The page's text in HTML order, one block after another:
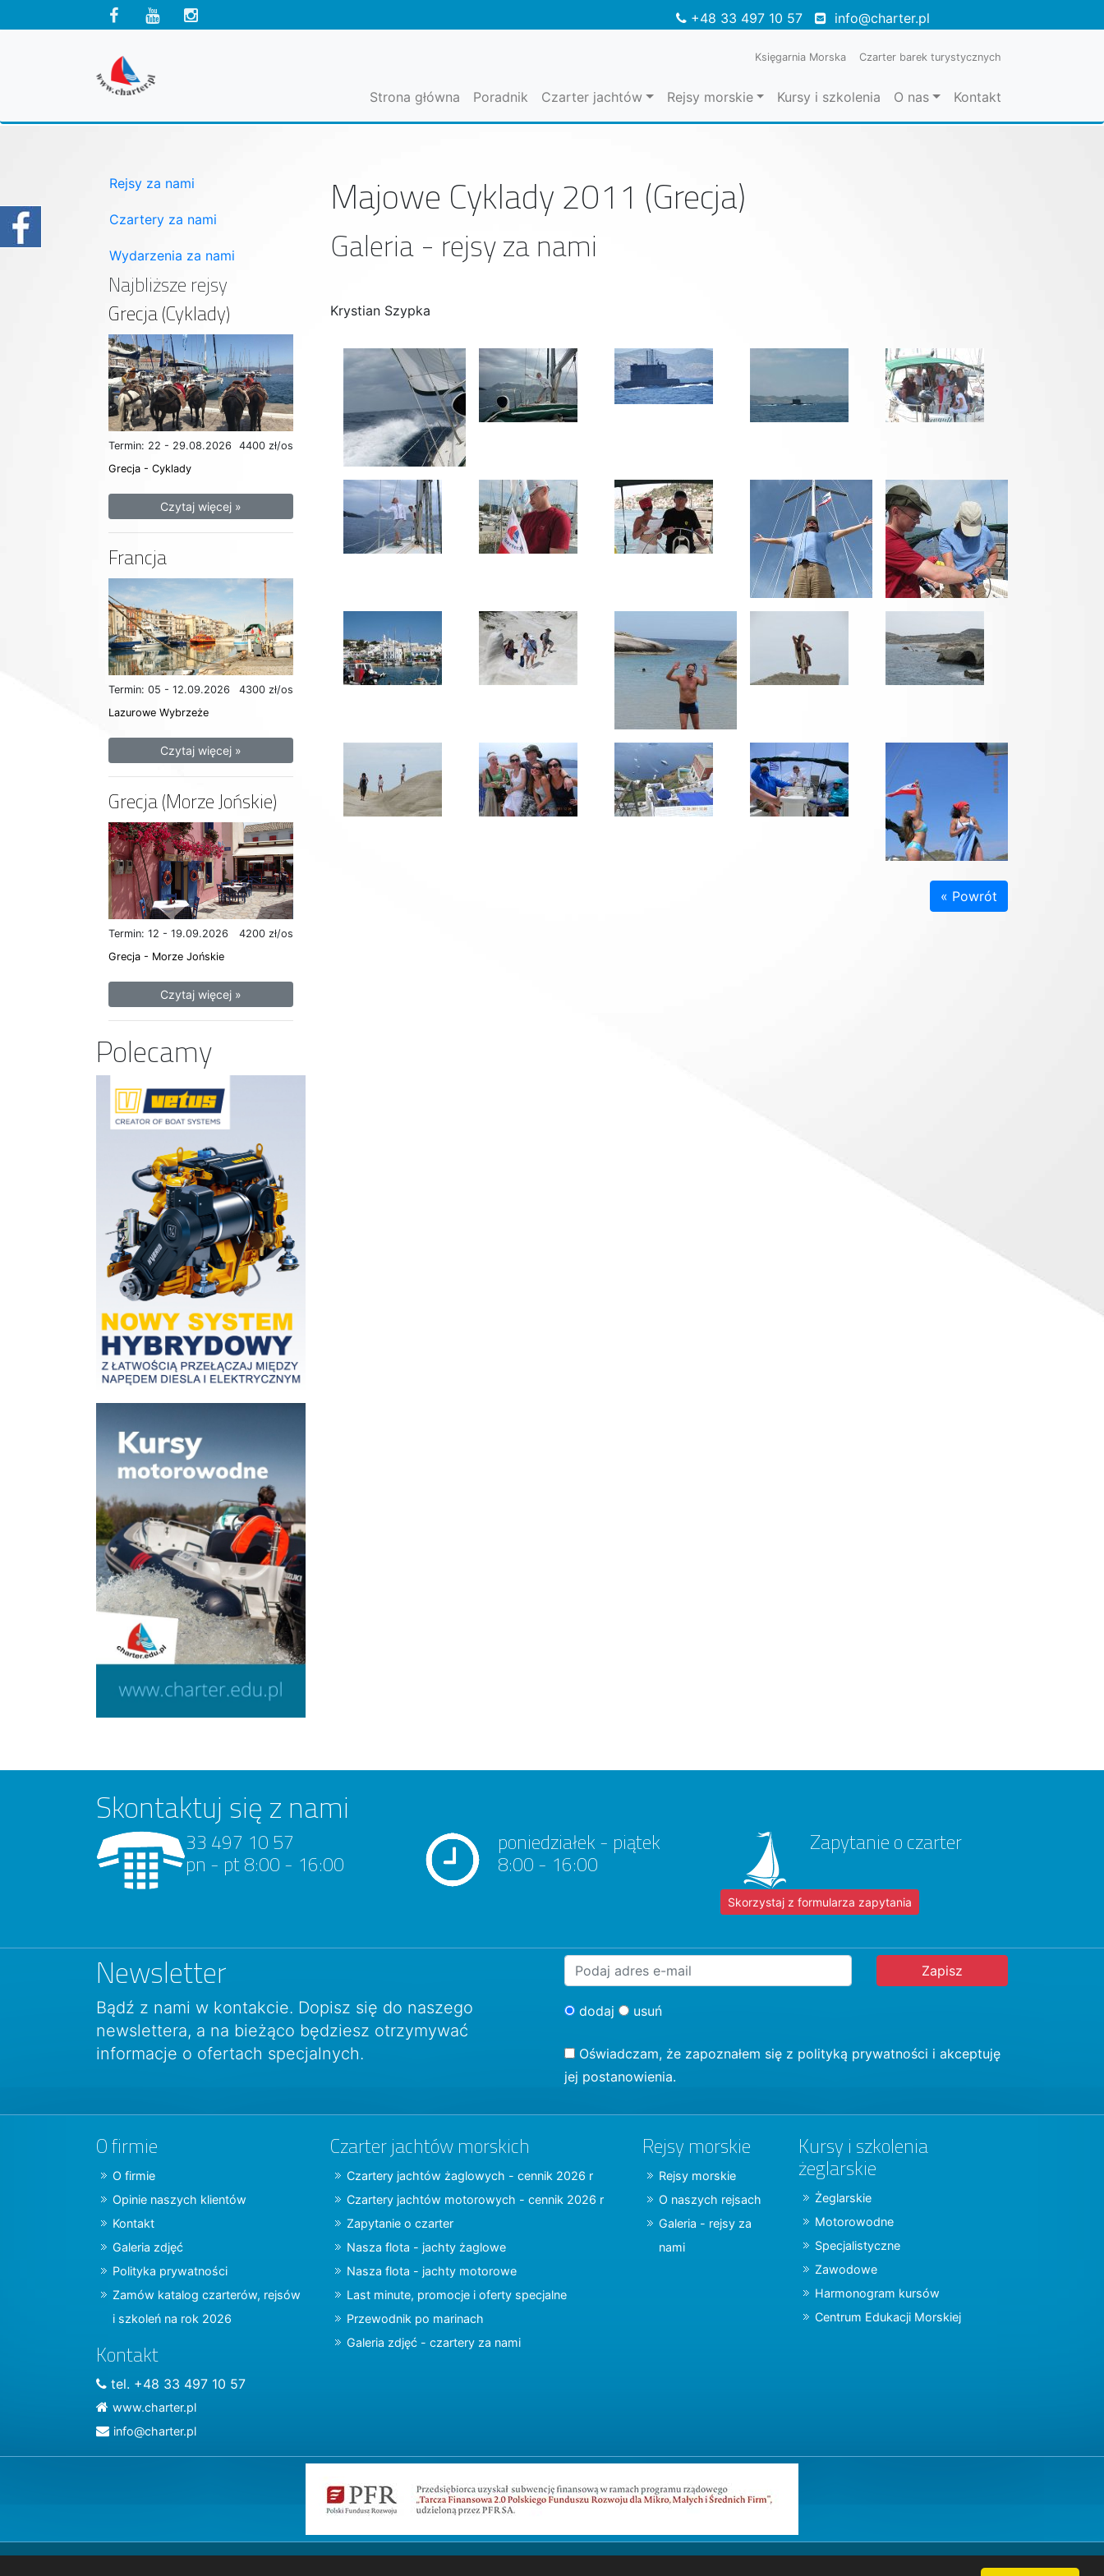
+48 33 497 10 57 info@charter.pl
Księgarnia Morska Czarter barek turystycznych
Strona główna Poradnik Czarter jachtów Rejsy morskie Kursy i szkolenia O nas Kontakt
Majowe Cyklady 2011 (Grecja)
Galeria - rejsy za nami
Krystian Szypka
« Powrót
Rejsy za nami
Czartery za nami
Wydarzenia za nami
Najbliższe rejsy
Grecja (Cyklady)
Termin: 22 - 29.08.2026
4400 zł/os
Grecja - Cyklady
Czytaj więcej »
Francja
Termin: 05 - 12.09.2026
4300 zł/os
Lazurowe Wybrzeże
Czytaj więcej »
Grecja (Morze Jońskie)
Termin: 12 - 19.09.2026
4200 zł/os
Grecja - Morze Jońskie
Czytaj więcej »
Polecamy
Skontaktuj się z nami
33 497 10 57
pn - pt 8:00 - 16:00
poniedziałek - piątek
8:00 - 16:00
Zapytanie o czarter
Skorzystaj z formularza zapytania
Newsletter
Bądź z nami w kontakcie. Dopisz się do naszego
newslettera, a na bieżąco będziesz otrzymywać
informacje o ofertach specjalnych.
dodaj usuń
Oświadczam, że zapoznałem się z polityką prywatności i akceptuję
jej postanowienia.
O firmie
O firmie
Opinie naszych klientów
Kontakt
Galeria zdjęć
Polityka prywatności
Zamów katalog czarterów, rejsów
i szkoleń na rok 2026
Kontakt
tel. +48 33 497 10 57
www.charter.pl
info@charter.pl
Czarter jachtów morskich
Czartery jachtów żaglowych - cennik 2026 r
Czartery jachtów motorowych - cennik 2026 r
Zapytanie o czarter
Nasza flota - jachty żaglowe
Nasza flota - jachty motorowe
Last minute, promocje i oferty specjalne
Przewodnik po marinach
Galeria zdjęć - czartery za nami
Rejsy morskie
Rejsy morskie
O naszych rejsach
Galeria - rejsy za
nami
Kursy i szkolenia
żeglarskie
Żeglarskie
Motorowodne
Specjalistyczne
Zawodowe
Harmonogram kursów
Centrum Edukacji Morskiej